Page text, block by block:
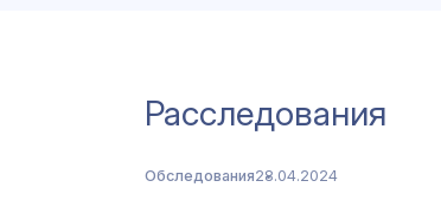
Расследования
Обследования28.04.2024